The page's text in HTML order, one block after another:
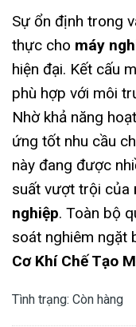
Sự ổn định trong
thực cho máy
hiện đại. Kết cấu
phù hợp với môi
Nhờ khả năng
ứng tốt nhu cầu
này đang được
suất vượt trội của
nghiệp. Toàn bộ
soát nghiêm ngặt
Cơ Khí Chế Tạo
Tình trạng: Còn hàng